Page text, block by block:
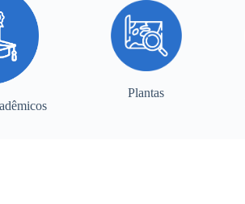
Plantas